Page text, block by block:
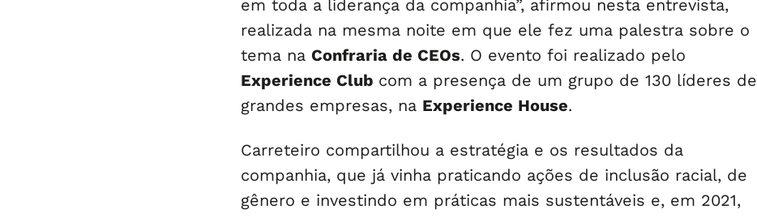
em toda a liderança da companhia”, afirmou nesta entrevista,
realizada na mesma noite em que ele fez uma palestra sobre o
tema na Confraria de CEOs. O evento foi realizado pelo
Experience Club com a presença de um grupo de 130 líderes de
grandes empresas, na Experience House.
Carreteiro compartilhou a estratégia e os resultados da
companhia, que já vinha praticando ações de inclusão racial, de
gênero e investindo em práticas mais sustentáveis e, em 2021,